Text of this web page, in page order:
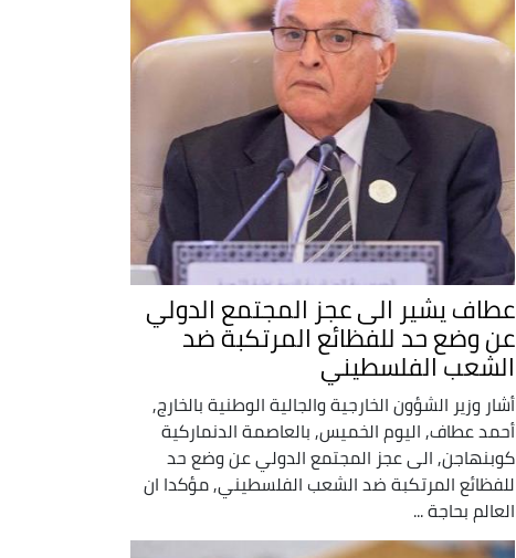
عطاف يشير الى عجز المجتمع الدولي
عن وضع حد للفظائع المرتكبة ضد
الشعب الفلسطيني
أشار وزير الشؤون الخارجية والجالية الوطنية بالخارج,
أحمد عطاف, اليوم الخميس, بالعاصمة الدنماركية
كوبنهاجن, الى عجز المجتمع الدولي عن وضع حد
للفظائع المرتكبة ضد الشعب الفلسطيني, مؤكدا ان
العالم بحاجة ...